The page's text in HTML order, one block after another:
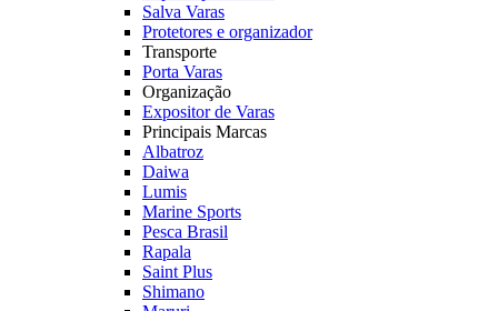
Salva Varas
Protetores e organizador
Transporte
Porta Varas
Organização
Expositor de Varas
Principais Marcas
Albatroz
Daiwa
Lumis
Marine Sports
Pesca Brasil
Rapala
Saint Plus
Shimano